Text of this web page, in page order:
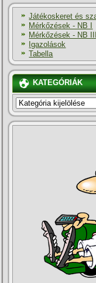
Játékoskeret és
Mérkőzések - NB I
Mérkőzések - NB III
Igazolások
Tabella
KATEGÓRIÁK
KATEGÓRIÁK